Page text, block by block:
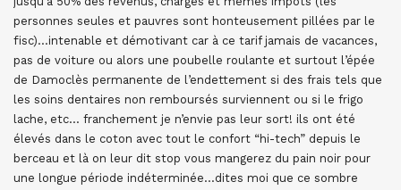
personnes seules et pauvres sont honteusement pillées par le
fisc)…intenable et démotivant car à ce tarif jamais de vacances,
pas de voiture ou alors une poubelle roulante et surtout l’épée
de Damoclès permanente de l’endettement si des frais tels que
les soins dentaires non remboursés surviennent ou si le frigo
lache, etc… franchement je n’envie pas leur sort! ils ont été
élevés dans le coton avec tout le confort “hi-tech” depuis le
berceau et là on leur dit stop vous mangerez du pain noir pour
une longue période indéterminée…dites moi que ce sombre